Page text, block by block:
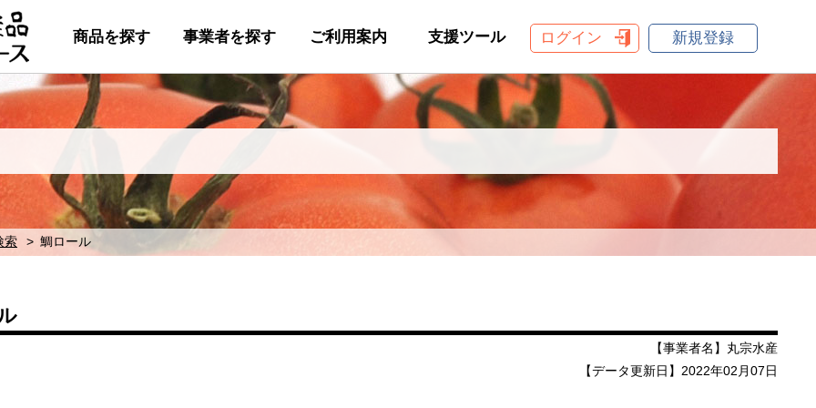
商品を探す 事業者を探す ご利用案内 支援ツール ログイン 新規登録
索 鯛ロール
【事業者名】丸宗水産
【データ更新日】2022年02月07日